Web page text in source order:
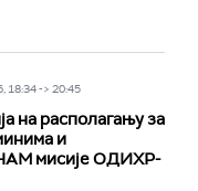
18:34 -> 20:45
на располагању за
и
мисије ОДИХР-